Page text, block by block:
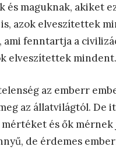
maguknak, akiket
azok elveszítettek
fenntartja a
elveszítettek mindent.
az emberr
az állatvilágtól. De
és ők mérnek
de érdemes